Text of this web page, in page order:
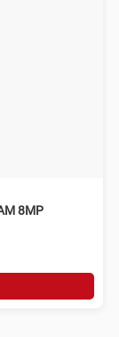
8MP